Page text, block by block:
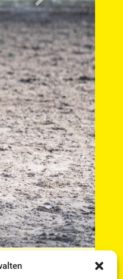
Nächste